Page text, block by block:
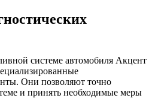
системе автомобиля Акцент
Они позволяют точно
и принять необходимые меры